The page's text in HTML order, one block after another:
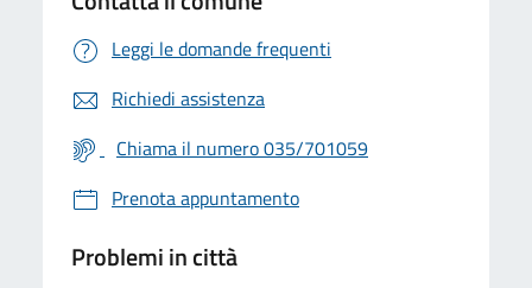
Leggi le domande frequenti
Richiedi assistenza
Chiama il numero 035/701059
Prenota appuntamento
Problemi in città